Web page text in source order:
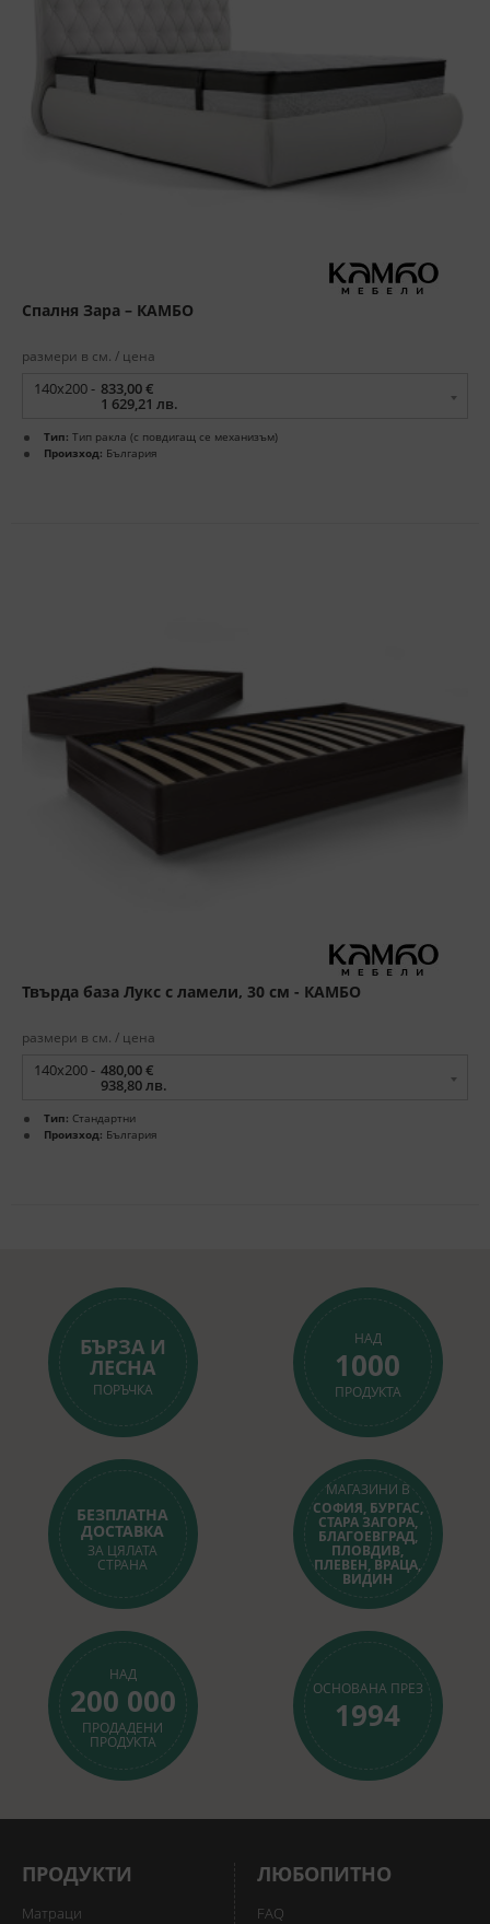
Спалня Зара – КАМБО
размери в см. / цена
140x200 - 833,00 €
1 629,21 лв.
Тип: Тип ракла (с повдигащ се механизъм)
Произход: България
Твърда база Лукс с ламели, 30 см - КАМБО
размери в см. / цена
140x200 - 480,00 €
938,80 лв.
Тип: Стандартни
Произход: България
БЪРЗА И
ЛЕСНА
ПОРЪЧКА
НАД
1000
ПРОДУКТА
БЕЗПЛАТНА
ДОСТАВКА
ЗА ЦЯЛАТА
СТРАНА
МАГАЗИНИ В
СОФИЯ, БУРГАС,
СТАРА ЗАГОРА,
БЛАГОЕВГРАД,
ПЛОВДИВ,
ПЛЕВЕН, ВРАЦА,
ВИДИН
НАД
200 000
ПРОДАДЕНИ
ПРОДУКТА
ОСНОВАНА ПРЕЗ
1994
ПРОДУКТИ
Матраци
ЛЮБОПИТНО
FAQ